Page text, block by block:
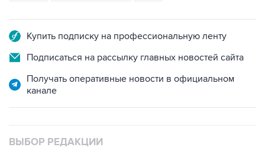
Купить подписку на профессиональную ленту
Подписаться на рассылку главных новостей сайта
Получать оперативные новости в официальном
канале
ВЫБОР РЕДАКЦИИ